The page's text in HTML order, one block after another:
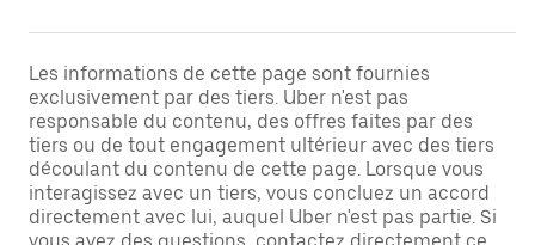
Les informations de cette page sont fournies
exclusivement par des tiers. Uber n'est pas
responsable du contenu, des offres faites par des
tiers ou de tout engagement ultérieur avec des tiers
découlant du contenu de cette page. Lorsque vous
interagissez avec un tiers, vous concluez un accord
directement avec lui, auquel Uber n'est pas partie. Si